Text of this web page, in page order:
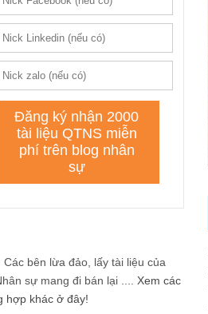
Các bên lừa đảo, lấy tài liệu của
sự mang đi bán lại .... Xem các
hợp khác ở đây!